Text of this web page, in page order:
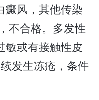
癜风，其他传染
不合格。多发性
敏或有接触性皮
发生冻疮，条件